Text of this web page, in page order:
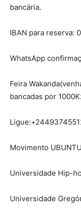
bancária.
IBAN para reserva:
WhatsApp
Feira
bancadas por
Movimento
Universidade Hip-
Universidade